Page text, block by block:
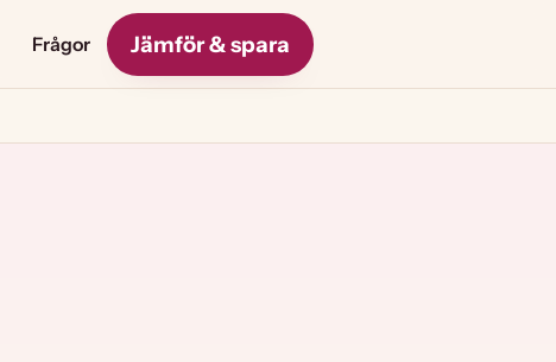
Frågor Jämför & spara